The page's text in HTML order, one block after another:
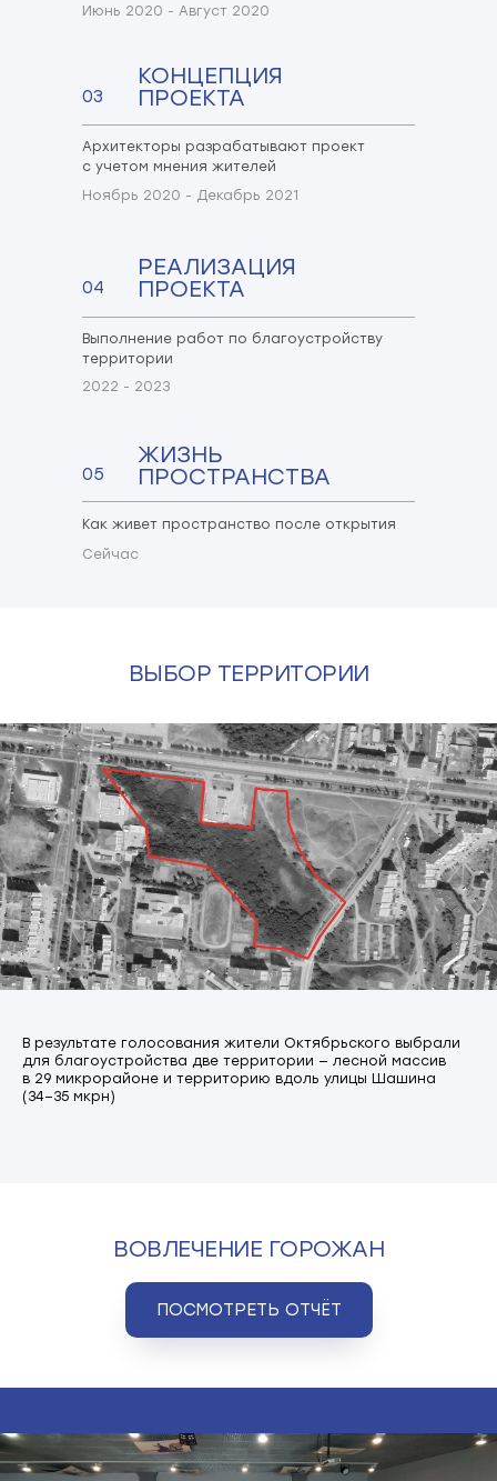
КОНЦЕПЦИЯ
ПРОЕКТА
Архитекторы разрабатывают проект
с учетом мнения жителей
03
РЕАЛИЗАЦИЯ
ПРОЕКТА
Выполнение работ по благоустройству
территории
04
05
Как живет пространство после открытия
ЖИЗНЬ
ПРОСТРАНСТВА
Сейчас
2022 - 2023
Ноябрь 2020 - Декабрь 2021
Июнь 2020 - Август 2020
ВЫБОР ТЕРРИТОРИИ
В результате голосования жители Октябрьского выбрали
для благоустройства две территории — лесной массив
в 29 микрорайоне и территорию вдоль улицы Шашина
(34−35 мкрн)
ВОВЛЕЧЕНИЕ ГОРОЖАН
ПОСМОТРЕТЬ ОТЧЁТ
СТАНДАРТНЫЕ ИНСТРУМЕНТЫ
Все проекты благоустройства, созданные под
кураторством Института развития городов
Башкортостана, разрабатываются с участием
горожан. В ходе работы над проектом
проводится ряд мероприятий в онлайн и офлайн
формате:
исследование
интервью